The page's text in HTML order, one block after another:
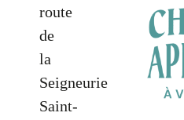
route
de
la
Seigneurie
Saint-